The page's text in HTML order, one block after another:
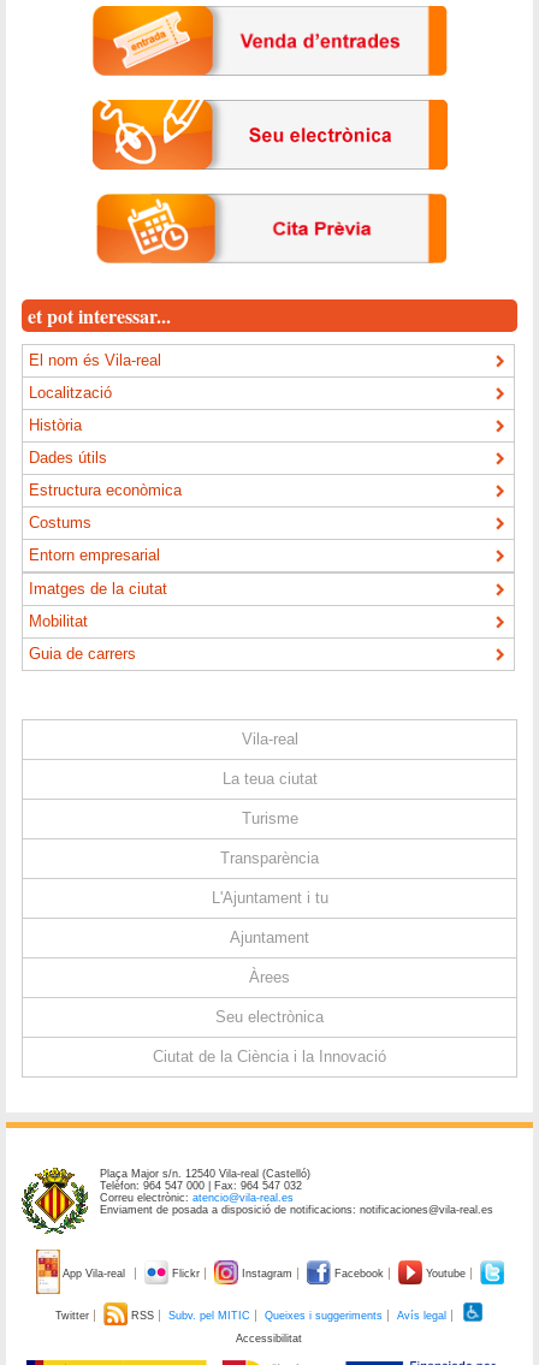
et pot interessar...
El nom és Vila-real
Localització
Història
Dades útils
Estructura econòmica
Costums
Entorn empresarial
Imatges de la ciutat
Mobilitat
Guia de carrers
Vila-real
La teua ciutat
Turisme
Transparència
L'Ajuntament i tu
Ajuntament
Àrees
Seu electrònica
Ciutat de la Ciència i la Innovació
Plaça Major s/n. 12540 Vila-real (Castelló)
Telèfon: 964 547 000 | Fax: 964 547 032
Correu electrònic:atencio@vila-real.es
Enviament de posada a disposició de notificacions: notificaciones@vila-real.es
App Vila-real Flickr Instagram Facebook Youtube
Twitter RSS Subv. pel MITIC Queixes i suggeriments
Avís legal
Accessibilitat